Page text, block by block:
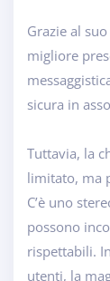
Grazie al
migliore
sicura in
Tuttavia, la
limitato, ma
C’è uno
possono
rispettabili.
utenti, la